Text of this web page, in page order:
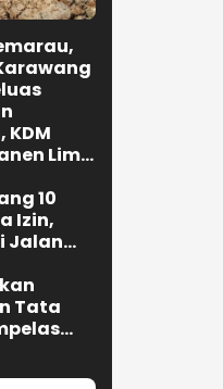
KDM
Lima
10